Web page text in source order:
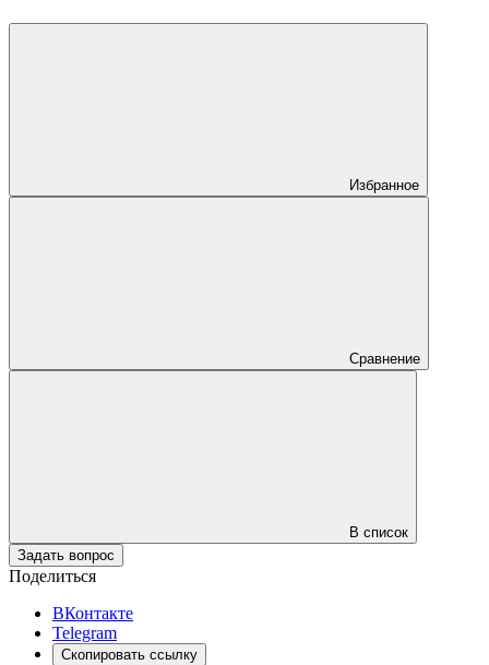
Избранное
Сравнение
В список
Задать вопрос
Поделиться
ВКонтакте
Telegram
Скопировать ссылку